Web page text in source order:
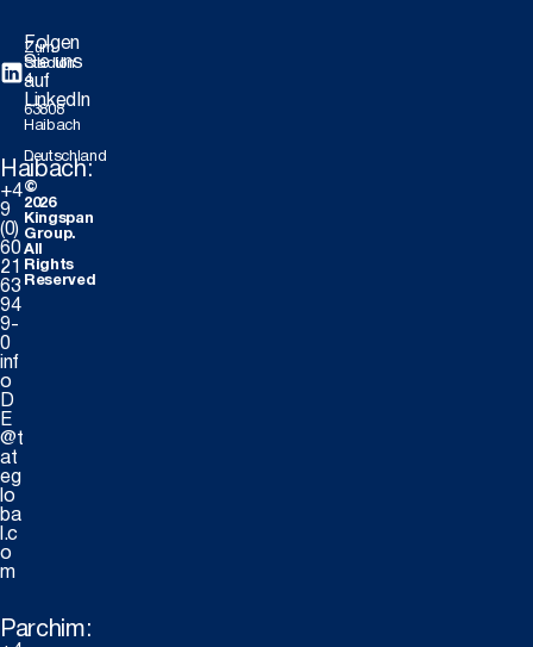
Folgen
Sie uns
auf
LinkedIn
Haibach:
+4
9
(0)
60
21
63
94
9-
0
inf
o
D
E
@t
at
eg
lo
ba
l.c
o
m
Parchim:
©
2026
Kingspan
Group.
All
Rights
Reserved
Zum
Stadion
4
63808
Haibach
Deutschland